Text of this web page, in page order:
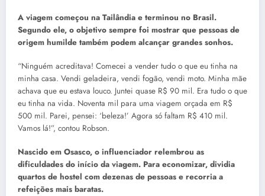
A viagem começou na Tailândia e terminou no Brasil.
Segundo ele, o objetivo sempre foi mostrar que pessoas de
origem humilde também podem alcançar grandes sonhos.
“Ninguém acreditava! Comecei a vender tudo o que eu tinha na
minha casa. Vendi geladeira, vendi fogão, vendi moto. Minha mãe
achava que eu estava louco. Juntei quase R$ 90 mil. Era tudo o que
eu tinha na vida. Noventa mil para uma viagem orçada em R$
500 mil. Parei, pensei: ‘beleza!’ Agora só faltam R$ 410 mil.
Vamos lá!”, contou Robson.
Nascido em Osasco, o influenciador relembrou as
dificuldades do início da viagem. Para economizar, dividia
quartos de hostel com dezenas de pessoas e recorria a
refeições mais baratas.